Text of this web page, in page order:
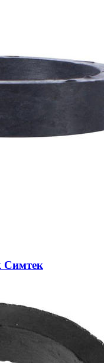
Симтек